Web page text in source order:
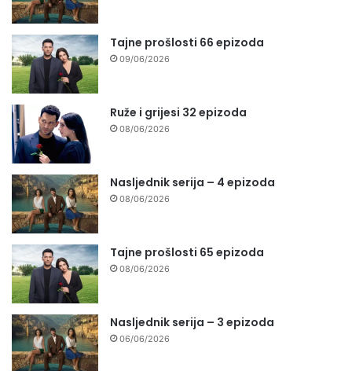
Tajne prošlosti 66 epizoda
09/06/2026
Ruže i grijesi 32 epizoda
08/06/2026
Nasljednik serija – 4 epizoda
08/06/2026
Tajne prošlosti 65 epizoda
08/06/2026
Nasljednik serija – 3 epizoda
06/06/2026